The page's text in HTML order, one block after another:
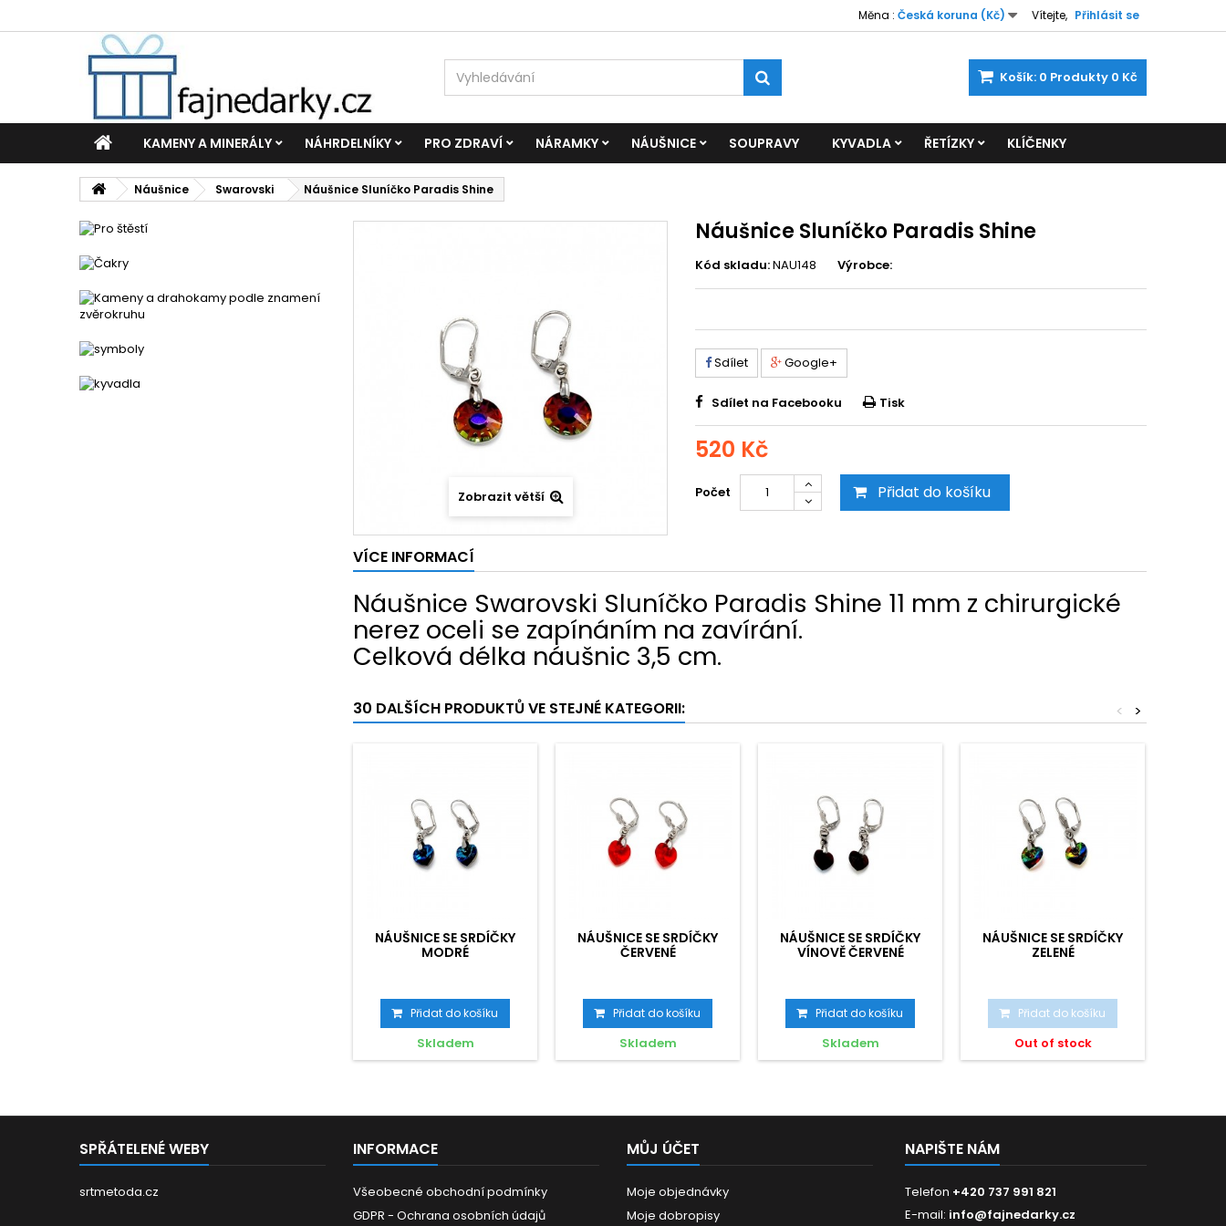
Vítejte, Přihlásit se
Měna : Česká koruna (Kč)
Košík: 0 Produkty 0 Kč
KAMENY A MINERÁLY NÁHRDELNÍKY PRO ZDRAVÍ NÁRAMKY NÁUŠNICE SOUPRAVY KYVADLA ŘETÍZKY KLÍČENKY
Náušnice Swarovski Náušnice Sluníčko Paradis Shine
Zobrazit větší
Náušnice Sluníčko Paradis Shine
Kód skladu:NAU148 Výrobce:
Sdílet Google+
Sdílet na Facebooku Tisk
520 Kč
Počet Přidat do košíku
VÍCE INFORMACÍ
Náušnice Swarovski Sluníčko Paradis Shine 11 mm z chirurgické
nerez oceli se zapínáním na zavírání.
Celková délka náušnic 3,5 cm.
30 DALŠÍCH PRODUKTŮ VE STEJNÉ KATEGORII: >
<
NÁUŠNICE SE SRDÍČKY
MODRÉ
Přidat do košíku
Skladem
NÁUŠNICE SE SRDÍČKY
ČERVENÉ
Přidat do košíku
Skladem
NÁUŠNICE SE SRDÍČKY
VÍNOVĚ ČERVENÉ
Přidat do košíku
Skladem
NÁUŠNICE SE SRDÍČKY
ZELENÉ
Přidat do košíku
Out of stock
SPŘÁTELENÉ WEBY
srtmetoda.cz
INFORMACE
Všeobecné obchodní podmínky
GDPR - Ochrana osobních údajů
MŮJ ÚČET
Moje objednávky
Moje dobropisy
NAPIŠTE NÁM
Telefon +420 737 991 821
E-mail: info@fajnedarky.cz